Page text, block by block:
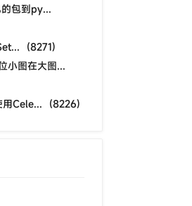
包到py...
(8271)
小图在大图...
Cele... (8226)